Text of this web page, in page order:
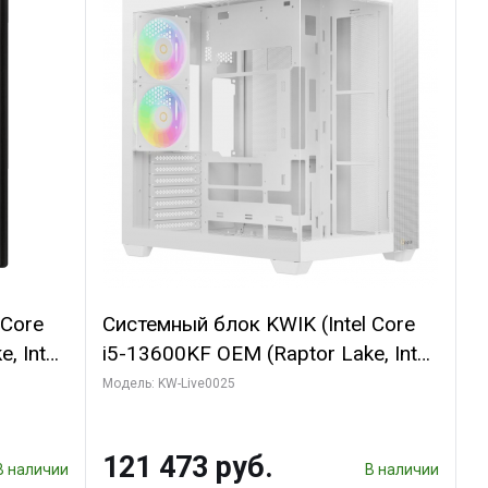
Intel
наличии
Системный блок KWIK (Intel Core
i5-13600KF OEM (Raptor Lake, Intel
7, C14 8EC/6PC/ 32 ГБ ОЗУ (2
3xDP / 960 ГБ SSD)
Модель: KW-Live0025
121 473 руб. В наличии